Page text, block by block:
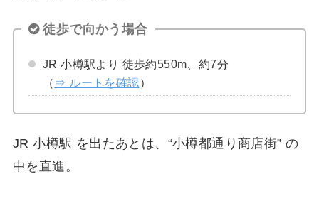
徒歩で向かう場合
JR 小樽駅より 徒歩約550m、約7分
（ ⇒ ルートを確認 ）
JR 小樽駅 を出たあとは、“小樽都通り商店街” の
中を直進。